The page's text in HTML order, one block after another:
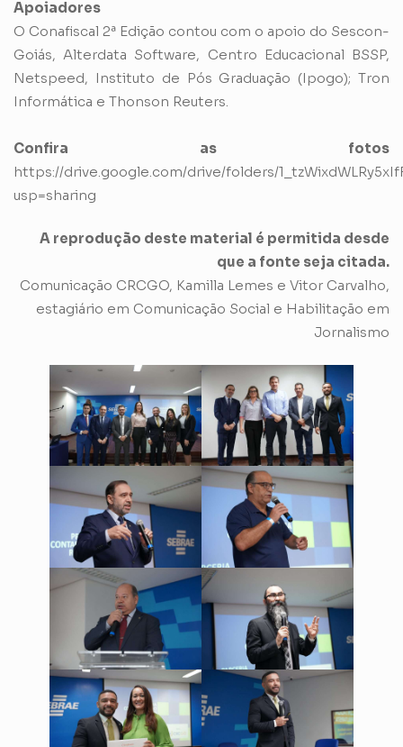
Apoiadores
O Conafiscal 2ª Edição contou com o apoio do Sescon-
Goiás, Alterdata Software, Centro Educacional BSSP,
Netspeed, Instituto de Pós Graduação (Ipogo); Tron
Informática e Thonson Reuters.
Confira as fotos
https://drive.google.com/drive/folders/
usp=sharing
A reprodução deste material é permitida desde
que a fonte seja citada.
Comunicação CRCGO, Kamilla Lemes e Vitor Carvalho,
estagiário em Comunicação Social e Habilitação em
Jornalismo